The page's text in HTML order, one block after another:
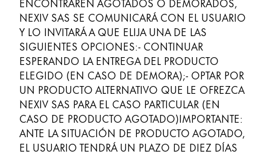
NEXIV SAS SE COMUNICARÁ CON EL USUARIO
Y LO INVITARÁ A QUE ELIJA UNA DE LAS
SIGUIENTES OPCIONES:- CONTINUAR
ESPERANDO LA ENTREGA DEL PRODUCTO
ELEGIDO (EN CASO DE DEMORA);- OPTAR POR
UN PRODUCTO ALTERNATIVO QUE LE OFREZCA
NEXIV SAS PARA EL CASO PARTICULAR (EN
CASO DE PRODUCTO AGOTADO)IMPORTANTE:
ANTE LA SITUACIÓN DE PRODUCTO AGOTADO,
EL USUARIO TENDRÁ UN PLAZO DE DIEZ DÍAS